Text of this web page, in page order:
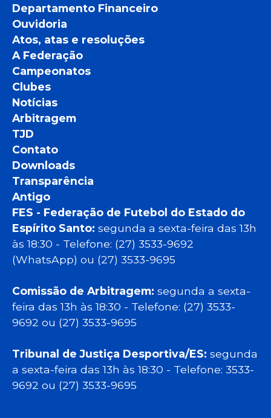
Departamento Financeiro
Ouvidoria
Atos, atas e resoluções
A Federação
Campeonatos
Clubes
Notícias
Arbitragem
TJD
Contato
Downloads
Transparência
Antigo
FES - Federação de Futebol do Estado do
Espírito Santo: segunda a sexta-feira das 13h
às 18:30 - Telefone: (27) 3533-9692
(WhatsApp) ou (27) 3533-9695
Comissão de Arbitragem: segunda a sexta-
feira das 13h às 18:30 - Telefone: (27) 3533-
9692 ou (27) 3533-9695
Tribunal de Justiça Desportiva/ES: segunda
a sexta-feira das 13h às 18:30 - Telefone: 3533-
9692 ou (27) 3533-9695